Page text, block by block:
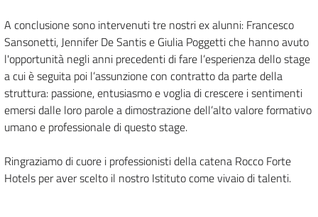
A conclusione sono intervenuti tre nostri ex alunni: Francesco
Sansonetti, Jennifer De Santis e Giulia Poggetti che hanno avuto
l'opportunità negli anni precedenti di fare l’esperienza dello stage
a cui è seguita poi l’assunzione con contratto da parte della
struttura: passione, entusiasmo e voglia di crescere i sentimenti
emersi dalle loro parole a dimostrazione dell’alto valore formativo
umano e professionale di questo stage.
Ringraziamo di cuore i professionisti della catena Rocco Forte
Hotels per aver scelto il nostro Istituto come vivaio di talenti.